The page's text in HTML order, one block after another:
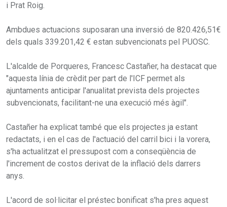
i Prat Roig.
Ambdues actuacions suposaran una inversió de 820.426,51€
dels quals 339.201,42 € estan subvencionats pel PUOSC.
L'alcalde de Porqueres, Francesc Castañer, ha destacat que
"aquesta línia de crèdit per part de l'ICF permet als
ajuntaments anticipar l'anualitat prevista dels projectes
subvencionats, facilitant-ne una execució més àgil".
Castañer ha explicat també que els projectes ja estant
redactats, i en el cas de l'actuació del carril bici i la vorera,
s'ha actualitzat el pressupost com a conseqüència de
l'increment de costos derivat de la inflació dels darrers
anys.
L'acord de sol·licitar el préstec bonificat s'ha pres aquest